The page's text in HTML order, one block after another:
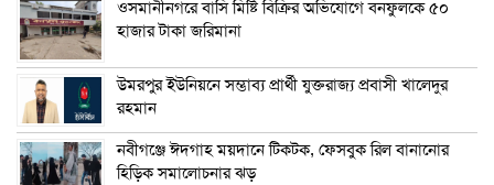
ওসমানীনগরে বাসি মিষ্টি বিক্রির অভিযোগে বনফুলকে ৫০
হাজার টাকা জরিমানা
উমরপুর ইউনিয়নে সম্ভাব্য প্রার্থী যুক্তরাজ্য প্রবাসী খালেদুর
রহমান
নবীগঞ্জে ঈদগাহ ময়দানে টিকটক, ফেসবুক রিল বানানোর
হিড়িক সমালোচনার ঝড়